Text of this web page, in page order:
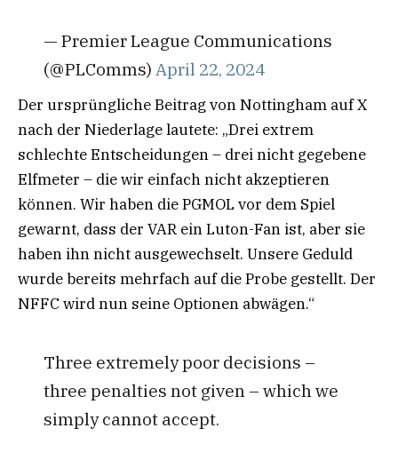
— Premier League Communications
(@PLComms) April 22, 2024
Der ursprüngliche Beitrag von Nottingham auf X
nach der Niederlage lautete: „Drei extrem
schlechte Entscheidungen – drei nicht gegebene
Elfmeter – die wir einfach nicht akzeptieren
können. Wir haben die PGMOL vor dem Spiel
gewarnt, dass der VAR ein Luton-Fan ist, aber sie
haben ihn nicht ausgewechselt. Unsere Geduld
wurde bereits mehrfach auf die Probe gestellt. Der
NFFC wird nun seine Optionen abwägen.“
Three extremely poor decisions –
three penalties not given – which we
simply cannot accept.